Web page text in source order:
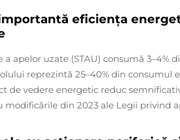
eficiența
a apelor uzate (STAU) consumă 3–4%
reprezintă 25–40% din consumul
de vedere energetic reduc
din 2023 ale Legii privind